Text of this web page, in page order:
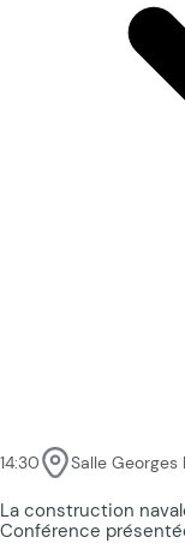
14:30 Salle Georges
La construction
Conférence